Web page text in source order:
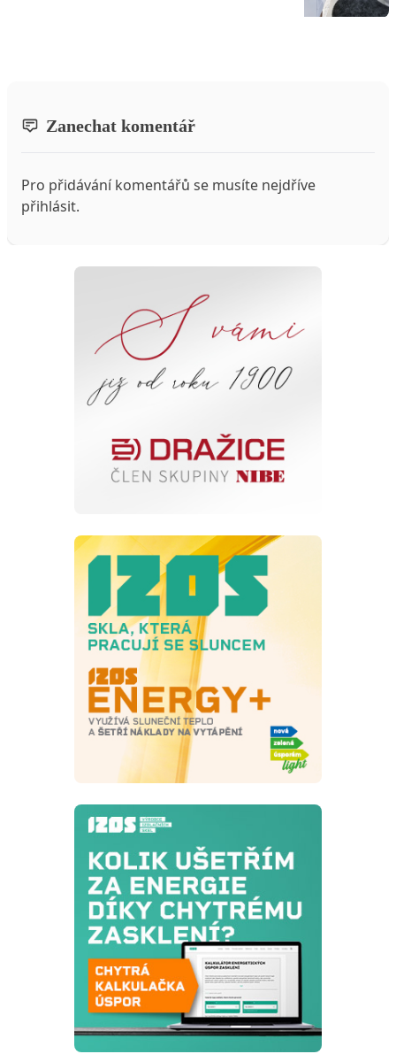
Zanechat komentář
Pro přidávání komentářů se musíte nejdříve
přihlásit.